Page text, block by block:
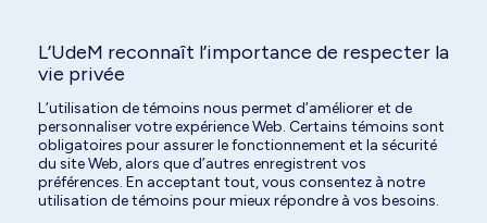
windowwindowwindow
L’UdeM reconnaît l’importance de respecter la
vie privée
L’utilisation de témoins nous permet d’améliorer et de
personnaliser votre expérience Web. Certains témoins sont
obligatoires pour assurer le fonctionnement et la sécurité
du site Web, alors que d’autres enregistrent vos
préférences. En acceptant tout, vous consentez à notre
utilisation de témoins pour mieux répondre à vos besoins.